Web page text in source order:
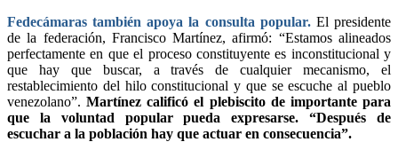
Fedecámaras también apoya la consulta popular.El presidente
de la federación, Francisco Martínez, afirmó: “Estamos alineados
perfectamente en que el proceso constituyente es inconstitucional y
que hay que buscar, a través de cualquier mecanismo, el
restablecimiento del hilo constitucional y que se escuche al pueblo
venezolano”.Martínez calificó el plebiscito de importante para
que la voluntad popular pueda expresarse. “Después de
escuchar a la población hay que actuar en consecuencia”.